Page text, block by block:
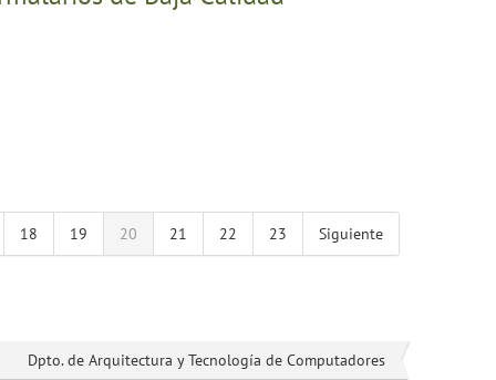
18 19 20 21 22 23 Siguiente
Dpto. de Arquitectura y Tecnología de Computadores